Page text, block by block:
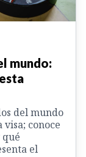
mundo:
del mundo
conoce
qué
el